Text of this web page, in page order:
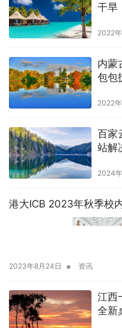
干旱
2022
内蒙
包包
2022
百家
站解
2024
港大ICB 2023年秋季校
2023年8月24日 • 资讯
江西
全新